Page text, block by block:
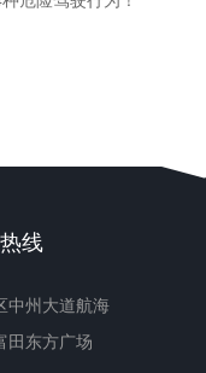
线
中州大道航海
田东方广场